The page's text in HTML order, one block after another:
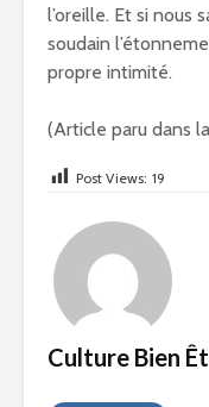
l’oreille. Et si nous
soudain
propre intimité.
(Article paru dans
Post Views: 19
Culture Bien